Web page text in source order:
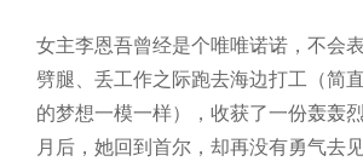
女主李恩吾曾经是个唯唯诺诺，不会
劈腿、丢工作之际跑去海边打工（简
的梦想一模一样），收获了一份轰轰
月后，她回到首尔，却再没有勇气去